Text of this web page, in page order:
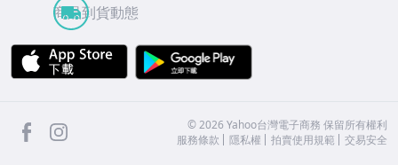
商品到貨動態
APP Store
facebook ©2026 Yahoo台灣電子商務 保留所有權利
服務條款
隱私權 拍賣使用規範 交易安全